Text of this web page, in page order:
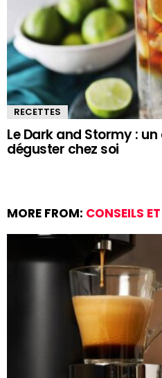
RECETTES
Le Dark and Stormy :
déguster chez soi
MORE FROM: CONSEILS